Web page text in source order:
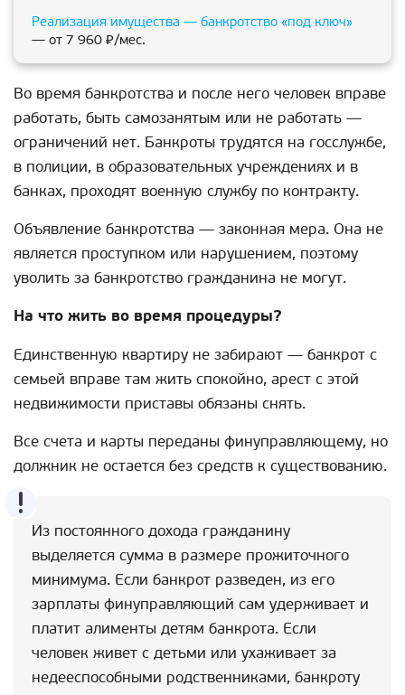
Реализация имущества — банкротство «под ключ»
— от 7 960 ₽/мес.
Во время банкротства и после него человек вправе
работать, быть самозанятым или не работать —
ограничений нет. Банкроты трудятся на госслужбе,
в полиции, в образовательных учреждениях и в
банках, проходят военную службу по контракту.
Объявление банкротства — законная мера. Она не
является проступком или нарушением, поэтому
уволить за банкротство гражданина не могут.
На что жить во время процедуры?
Единственную квартиру не забирают — банкрот с
семьей вправе там жить спокойно, арест с этой
недвижимости приставы обязаны снять.
Все счета и карты переданы финуправляющему, но
должник не остается без средств к существованию.
Из постоянного дохода гражданину
выделяется сумма в размере прожиточного
минимума. Если банкрот разведен, из его
зарплаты финуправляющий сам удерживает и
платит алименты детям банкрота. Если
человек живет с детьми или ухаживает за
недееспособными родственниками, банкроту